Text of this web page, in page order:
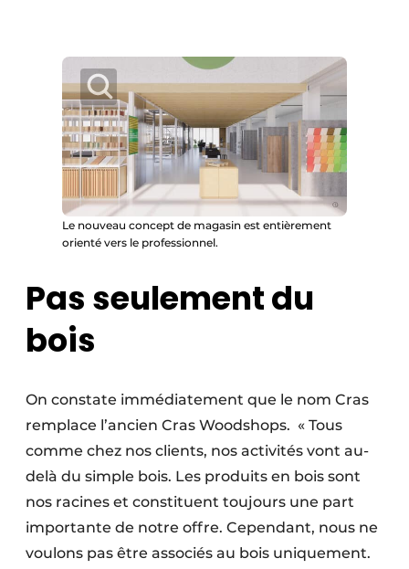
Le nouveau concept de magasin est entièrement
orienté vers le professionnel.
Pas seulement du
bois
On constate immédiatement que le nom Cras
remplace l’ancien Cras Woodshops. « Tous
comme chez nos clients, nos activités vont au-
delà du simple bois. Les produits en bois sont
nos racines et constituent toujours une part
importante de notre offre. Cependant, nous ne
voulons pas être associés au bois uniquement.